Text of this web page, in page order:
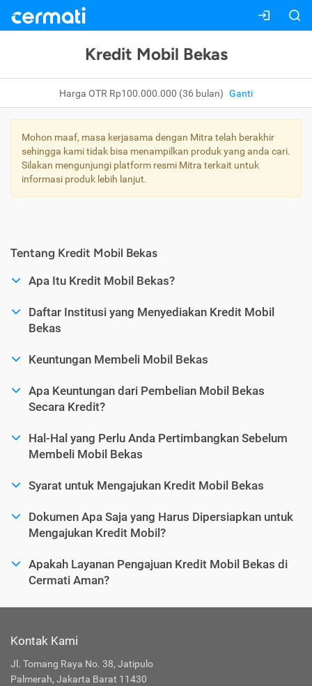
Kredit Mobil Bekas
Harga OTR Rp100.000.000 (36 bulan) Ganti
Mohon maaf, masa kerjasama dengan Mitra telah berakhir
sehingga kami tidak bisa menampilkan produk yang anda cari.
Silakan mengunjungi platform resmi Mitra terkait untuk
informasi produk lebih lanjut.
Tentang Kredit Mobil Bekas
Apa Itu Kredit Mobil Bekas?
Daftar Institusi yang Menyediakan Kredit Mobil
Bekas
Keuntungan Membeli Mobil Bekas
Apa Keuntungan dari Pembelian Mobil Bekas
Secara Kredit?
Hal-Hal yang Perlu Anda Pertimbangkan Sebelum
Membeli Mobil Bekas
Syarat untuk Mengajukan Kredit Mobil Bekas
Dokumen Apa Saja yang Harus Dipersiapkan untuk
Mengajukan Kredit Mobil?
Apakah Layanan Pengajuan Kredit Mobil Bekas di
Cermati Aman?
Kontak Kami
Jl. Tomang Raya No. 38, Jatipulo
Palmerah, Jakarta Barat 11430